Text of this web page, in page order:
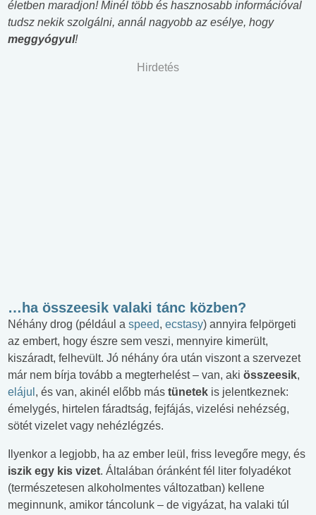
életben maradjon! Minél több és hasznosabb információval
tudsz nekik szolgálni, annál nagyobb az esélye, hogy
meggyógyul!
Hirdetés
…ha összeesik valaki tánc közben?
Néhány drog (például a speed, ecstasy) annyira felpörgeti
az embert, hogy észre sem veszi, mennyire kimerült,
kiszáradt, felhevült. Jó néhány óra után viszont a szervezet
már nem bírja tovább a megterhelést – van, aki összeesik,
elájul , és van, akinél előbb más tünetek is jelentkeznek:
émelygés, hirtelen fáradtság, fejfájás, vizelési nehézség,
sötét vizelet vagy nehézlégzés.
Ilyenkor a legjobb, ha az ember leül, friss levegőre megy, és
iszik egy kis vizet. Általában óránként fél liter folyadékot
(természetesen alkoholmentes változatban) kellene
meginnunk, amikor táncolunk – de vigyázat, ha valaki túl